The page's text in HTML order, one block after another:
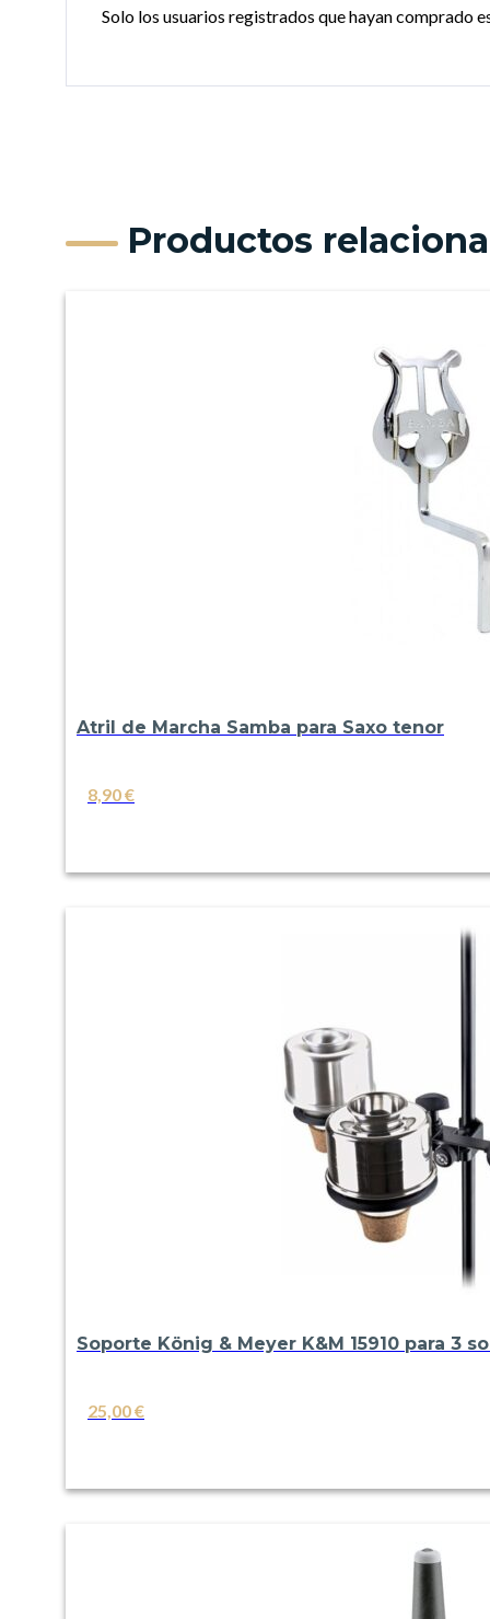
Solo los usuarios registrados que hayan comprado
Productos
Atril de Marcha Samba para Saxo tenor
8,90€
Soporte König & Meyer K&M 15910 para 3
25,00€